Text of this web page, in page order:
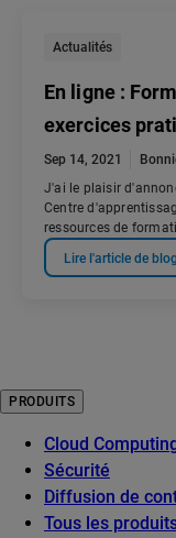
Actualités
En ligne :
exercices
Sep 14, 2021
J'ai le plaisir
Centre
ressources de
Lire l'article de blog
PRODUITS
Cloud
Sécurité
Diffusion de
Tous les